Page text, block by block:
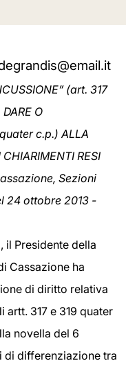
(art. 317
O
c.p.) ALLA
RESI
Sezioni
24 ottobre 2013 -
il Presidente della
Cassazione ha
di diritto relativa
317 e 319 quater
novella del 6
di differenziazione tra